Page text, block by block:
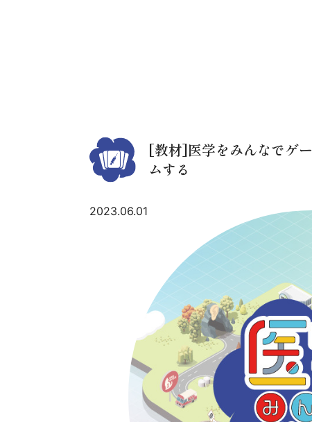
[教材]医学をみんなでゲー
ムする
2023.06.01